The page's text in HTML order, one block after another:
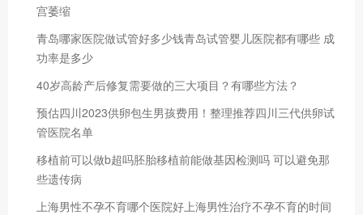
宫萎缩
青岛哪家医院做试管好多少钱青岛试管婴儿医院都有哪些 成
功率是多少
40岁高龄产后修复需要做的三大项目？有哪些方法？
预估四川2023供卵包生男孩费用！整理推荐四川三代供卵试
管医院名单
移植前可以做b超吗胚胎移植前能做基因检测吗 可以避免那
些遗传病
上海男性不孕不育哪个医院好上海男性治疗不孕不育的时间